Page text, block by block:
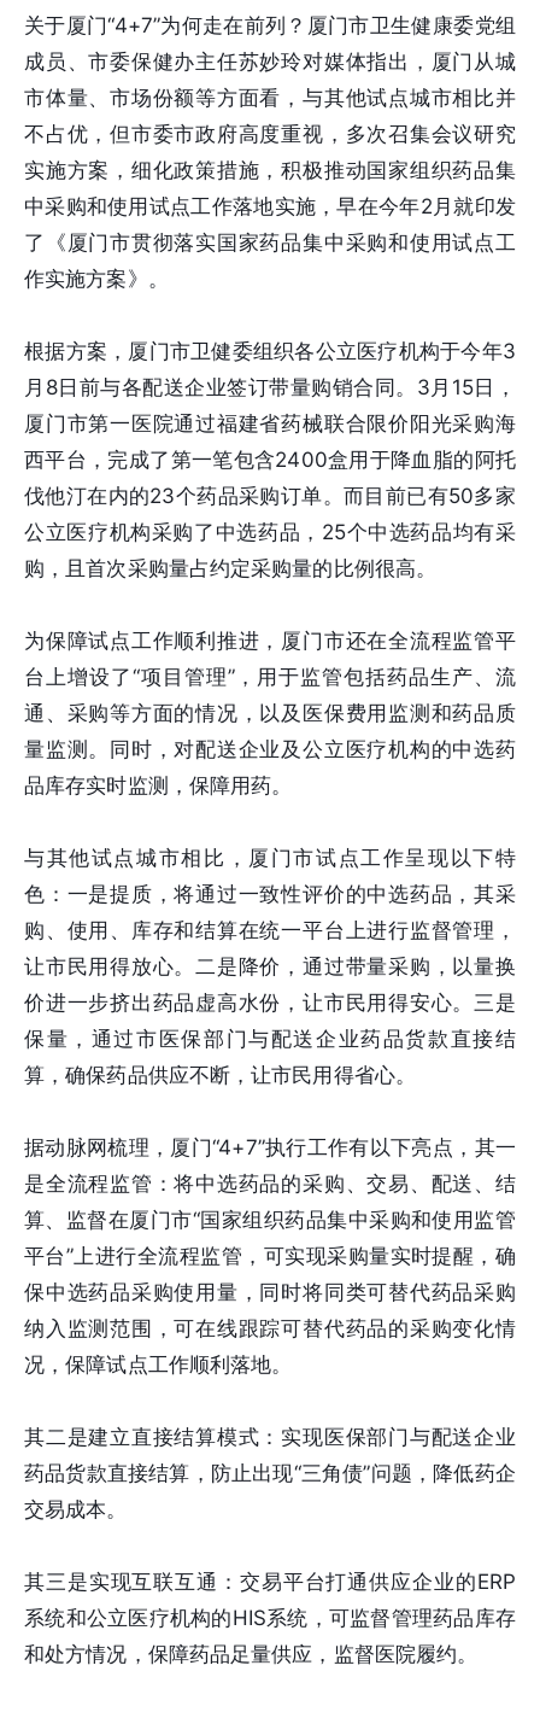
关于厦门“4+7”为何走在前列？厦门市卫生健康委党组
成员、市委保健办主任苏妙玲对媒体指出，厦门从城
市体量、市场份额等方面看，与其他试点城市相比并
不占优，但市委市政府高度重视，多次召集会议研究
实施方案，细化政策措施，积极推动国家组织药品集
中采购和使用试点工作落地实施，早在今年2月就印发
了《厦门市贯彻落实国家药品集中采购和使用试点工
作实施方案》。
根据方案，厦门市卫健委组织各公立医疗机构于今年3
月8日前与各配送企业签订带量购销合同。3月15日，
厦门市第一医院通过福建省药械联合限价阳光采购海
西平台，完成了第一笔包含2400盒用于降血脂的阿托
伐他汀在内的23个药品采购订单。而目前已有50多家
公立医疗机构采购了中选药品，25个中选药品均有采
购，且首次采购量占约定采购量的比例很高。
为保障试点工作顺利推进，厦门市还在全流程监管平
台上增设了“项目管理”，用于监管包括药品生产、流
通、采购等方面的情况，以及医保费用监测和药品质
量监测。同时，对配送企业及公立医疗机构的中选药
品库存实时监测，保障用药。
与其他试点城市相比，厦门市试点工作呈现以下特
色：一是提质，将通过一致性评价的中选药品，其采
购、使用、库存和结算在统一平台上进行监督管理，
让市民用得放心。二是降价，通过带量采购，以量换
价进一步挤出药品虚高水份，让市民用得安心。三是
保量，通过市医保部门与配送企业药品货款直接结
算，确保药品供应不断，让市民用得省心。
据动脉网梳理，厦门“4+7”执行工作有以下亮点，其一
是全流程监管：将中选药品的采购、交易、配送、结
算、监督在厦门市“国家组织药品集中采购和使用监管
平台”上进行全流程监管，可实现采购量实时提醒，确
保中选药品采购使用量，同时将同类可替代药品采购
纳入监测范围，可在线跟踪可替代药品的采购变化情
况，保障试点工作顺利落地。
其二是建立直接结算模式：实现医保部门与配送企业
药品货款直接结算，防止出现“三角债”问题，降低药企
交易成本。
其三是实现互联互通：交易平台打通供应企业的ERP
系统和公立医疗机构的HIS系统，可监督管理药品库存
和处方情况，保障药品足量供应，监督医院履约。